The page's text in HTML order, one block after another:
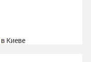
в Киеве